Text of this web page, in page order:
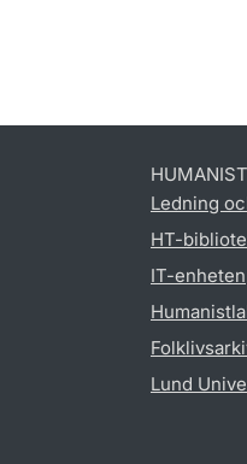
Ledning
HT-
IT-enheten
Lund